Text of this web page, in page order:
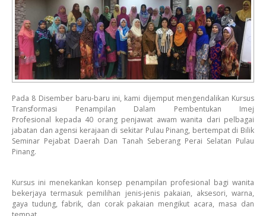
Pada 8 Disember baru-baru ini, kami dijemput mengendalikan Kursus
Transformasi Penampilan Dalam Pembentukan Imej
Profesional kepada 40 orang penjawat awam wanita dari pelbagai
jabatan dan agensi kerajaan di sekitar Pulau Pinang, bertempat di Bilik
Seminar Pejabat Daerah Dan Tanah Seberang Perai Selatan Pulau
Pinang.
Kursus ini menekankan konsep penampilan profesional bagi wanita
bekerjaya termasuk pemilihan jenis-jenis pakaian, aksesori, warna,
gaya tudung, fabrik, dan corak pakaian mengikut acara, masa dan